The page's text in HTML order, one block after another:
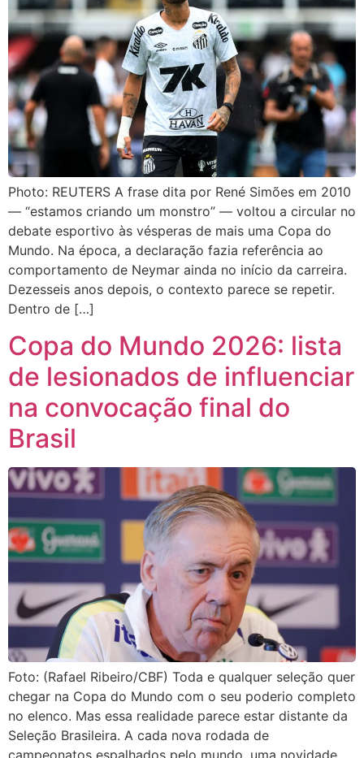
Photo: REUTERS A frase dita por René Simões em 2010
— “estamos criando um monstro” — voltou a circular no
debate esportivo às vésperas de mais uma Copa do
Mundo. Na época, a declaração fazia referência ao
comportamento de Neymar ainda no início da carreira.
Dezesseis anos depois, o contexto parece se repetir.
Dentro de […]
Copa do Mundo 2026: lista
de lesionados de influenciar
na convocação final do
Brasil
Foto: (Rafael Ribeiro/CBF) Toda e qualquer seleção quer
chegar na Copa do Mundo com o seu poderio completo
no elenco. Mas essa realidade parece estar distante da
Seleção Brasileira. A cada nova rodada de